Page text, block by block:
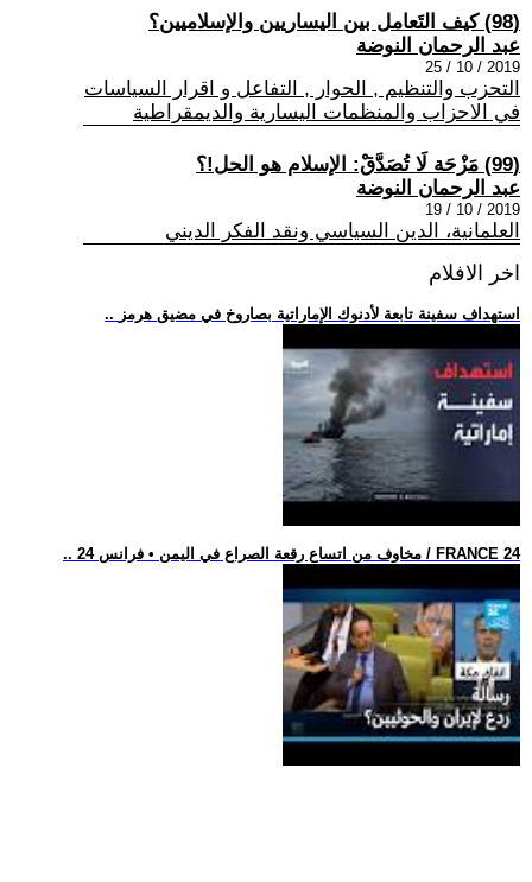
(98) كيف التَعامل بين اليساريين والإسلاميين؟
عبد الرحمان النوضة
2019 / 10 / 25
التحزب والتنظيم , الحوار , التفاعل و اقرار السياسات
في الاحزاب والمنظمات اليسارية والديمقراطية
(99) مَزْحَة لَا تُصَدَّقْ: الإسلام هو الحل!؟
عبد الرحمان النوضة
2019 / 10 / 19
العلمانية، الدين السياسي ونقد الفكر الديني
اخر الافلام
.. استهداف سفينة تابعة لأدنوك الإماراتية بصاروخ في مضيق هرمز
.. مخاوف من اتساع رقعة الصراع في اليمن • فرانس 24 / FRANCE 24